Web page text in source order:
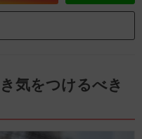
気をつけるべき